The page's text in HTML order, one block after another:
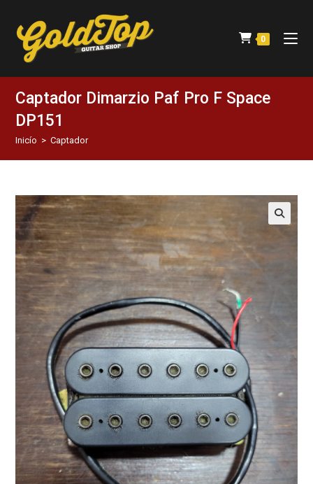
0
Captador Dimarzio Paf Pro F Space
DP151
Inicío > Captador